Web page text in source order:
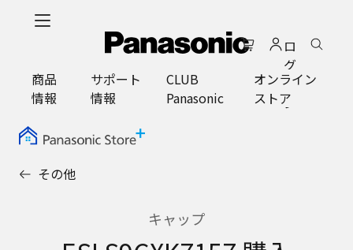
ロ
グ
イ
ン
商品
情報
サポート
情報
CLUB
Panasonic
オンライン
ストア
その他
キャップ